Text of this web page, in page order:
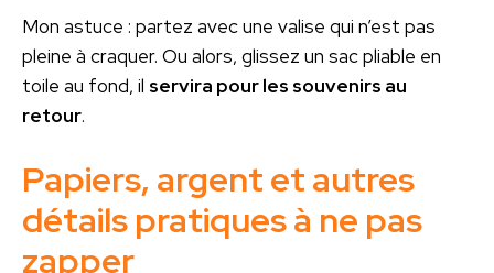
Mon astuce : partez avec une valise qui n’est pas
pleine à craquer. Ou alors, glissez un sac pliable en
toile au fond, il servira pour les souvenirs au
retour.
Papiers, argent et autres
détails pratiques à ne pas
zapper